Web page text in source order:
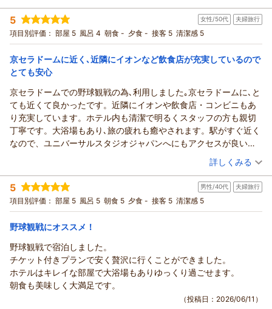
大浴場や朝食についてはご満足いただけたご様子で、大変うれ
しく存じます。
夕食についても嬉しいお言葉をありがとうございます。次回ご
利用の際は、是非ご利用下さいませ。
ホテルソビアル大阪ドーム前
フロント
宿泊時期： 2026年07月宿泊 (一人旅)
投稿者： のろさん
宿泊プラン： 【連泊エコプラン】［朝食付き］ 2泊以上で最大15％OFF／清
掃なしでお得に＜駅チカ＆大浴場あり＞
ツイン 朝のみ
宿泊価格帯： 12,001～13,000円(大人一人あたり/税込)
この度はご宿泊いただき、また嬉しい口コミをお寄せいただき
誠にありがとうございます。
京セラドームへのアクセスや立地の便利さをご実感いただけた
とのこと、大変嬉しく拝見いたしました。開場直前までゆっく
りお過ごしいただける点は、多くのお客様にもご好評いただい
また、朝食についても嬉しいお言葉をありがとうございます。
スタッフ一同、大変励みになります。
今後も快適にお過ごしいただけるホテルを目指して努めてまい
ります。また京セラドームへお越しの際は、ぜひ当館をご利用
くださいませ。スタッフ一同、心よりお待ちしております。
5 女性/50代 夫婦旅行
項目別評価： 部屋 5 風呂 4 朝食 - 夕食 - 接客 5 清潔感 5
京セラドームに近く､近隣にイオンなど飲食店が充実しているので
とても安心
京セラドームでの野球観戦の為､利用しました｡京セラドームに､と
ても近くて良かったです。近隣にイオンや飲食店・コンビニもあ
り充実しています。ホテル内も清潔で明るくスタッフの方も親切
丁寧です。大浴場もあり､旅の疲れも癒やされます。駅がすぐ近く
なので、ユニバーサルスタジオジャパンへにもアクセスが良い為､
（投稿日：2026/06/25）
宿泊時期： 2026年06月宿泊 (夫婦旅行)
投稿者： 祐子さん
宿泊プラン： 【連泊エコプラン】［食事なし］ 2泊以上で最大15％OFF／清
掃なしでお得に＜駅チカ＆大浴場あり＞
ツイン 食事なし
宿泊価格帯： 6,001～7,000円(大人一人あたり/税込)
ホテルソビアル大阪ドーム前からの返信
この度は当ホテルをご利用いただき、誠にありがとうございま
す。
京セラドームでの野球観戦にあわせてご宿泊いただき、立地や
館内の清潔さ、スタッフの対応、大浴場にご満足いただけたご
詳しくみる
5 男性/40代 夫婦旅行
項目別評価： 部屋 5 風呂 5 朝食 5 夕食 - 接客 5 清潔感 5
野球観戦にオススメ！
野球観戦で宿泊しました。
チケット付きプランで安く贅沢に行くことができました。
ホテルはキレイな部屋で大浴場もありゆっくり過ごせます。
朝食も美味しく大満足です。
（投稿日：2026/06/11）